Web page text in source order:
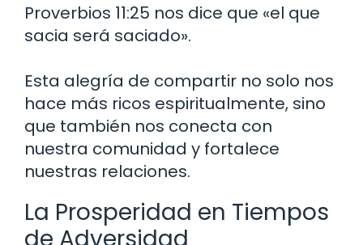
Proverbios 11:25 nos dice que «el que
sacia será saciado».
Esta alegría de compartir no solo nos
hace más ricos espiritualmente, sino
que también nos conecta con
nuestra comunidad y fortalece
nuestras relaciones.
La Prosperidad en Tiempos